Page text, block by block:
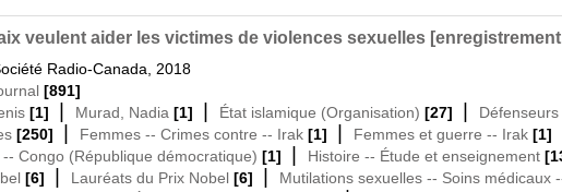
veulent aider les victimes de violences sexuelles
Radio-Canada, 2018
[891]
[1] | Murad, Nadia [1] | État islamique (Organisation) [27] |
[250] | Femmes -- Crimes contre -- Irak [1] | Femmes et guerre -- Irak [1]
Congo (République démocratique) [1] | Histoire -- Étude et enseignement
[6] | Lauréats du Prix Nobel [6] |
Mutilations sexuelles -- Soins médicaux